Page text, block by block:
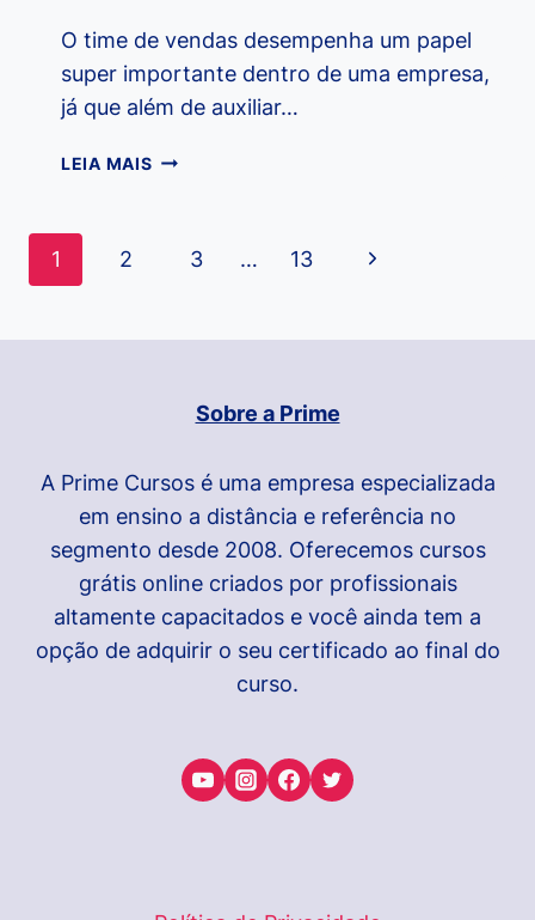
O time de vendas desempenha um papel
super importante dentro de uma empresa,
já que além de auxiliar…
LEIA MAISDICAS
TEMPO
Navegação
da
Página
1 2 3 … 13
Página
Sobre a Prime
A Prime Cursos é uma empresa especializada
em ensino a distância e referência no
segmento desde 2008. Oferecemos cursos
grátis online criados por profissionais
altamente capacitados e você ainda tem a
opção de adquirir o seu certificado ao final do
curso.